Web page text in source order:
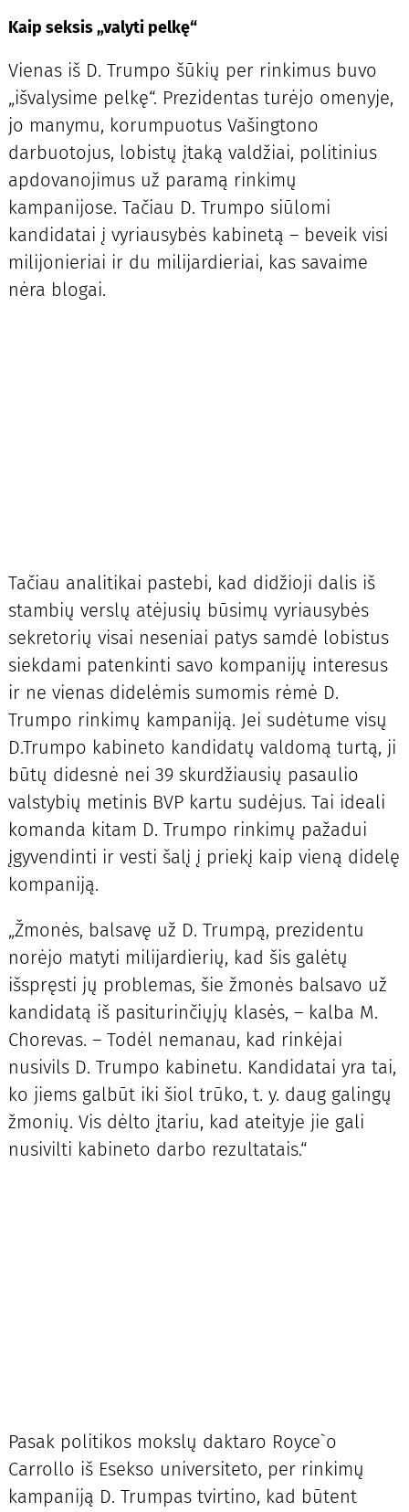
Kaip seksis „valyti pelkę“
Vienas iš D. Trumpo šūkių per rinkimus buvo
„išvalysime pelkę“. Prezidentas turėjo omenyje,
jo manymu, korumpuotus Vašingtono
darbuotojus, lobistų įtaką valdžiai, politinius
apdovanojimus už paramą rinkimų
kampanijose. Tačiau D. Trumpo siūlomi
kandidatai į vyriausybės kabinetą – beveik visi
milijonieriai ir du milijardieriai, kas savaime
nėra blogai.
Tačiau analitikai pastebi, kad didžioji dalis iš
stambių verslų atėjusių būsimų vyriausybės
sekretorių visai neseniai patys samdė lobistus
siekdami patenkinti savo kompanijų interesus
ir ne vienas didelėmis sumomis rėmė D.
Trumpo rinkimų kampaniją. Jei sudėtume visų
D.Trumpo kabineto kandidatų valdomą turtą, ji
būtų didesnė nei 39 skurdžiausių pasaulio
valstybių metinis BVP kartu sudėjus. Tai ideali
komanda kitam D. Trumpo rinkimų pažadui
įgyvendinti ir vesti šalį į priekį kaip vieną didelę
kompaniją.
„Žmonės, balsavę už D. Trumpą, prezidentu
norėjo matyti milijardierių, kad šis galėtų
išspręsti jų problemas, šie žmonės balsavo už
kandidatą iš pasiturinčiųjų klasės, – kalba M.
Chorevas. – Todėl nemanau, kad rinkėjai
nusivils D. Trumpo kabinetu. Kandidatai yra tai,
ko jiems galbūt iki šiol trūko, t. y. daug galingų
žmonių. Vis dėlto įtariu, kad ateityje jie gali
nusivilti kabineto darbo rezultatais.“
Pasak politikos mokslų daktaro Royce`o
Carrollo iš Esekso universiteto, per rinkimų
kampaniją D. Trumpas tvirtino, kad būtent